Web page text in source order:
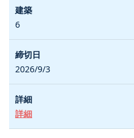
6
2026/9/3
詳細